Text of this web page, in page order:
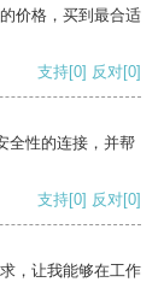
价格，买到最合适
支持[0] 反对[0]
全性的连接，并帮
支持[0] 反对[0]
，让我能够在工作